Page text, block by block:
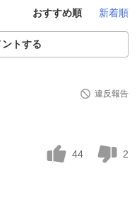
おすすめ順 新着順
トする
違反報告
44 2